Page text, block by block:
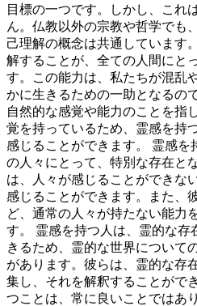
目標の一つです。しかし、これ
ん。仏教以外の宗教や哲学でも
己理解の概念は共通しています
解することが、全ての人間にと
す。この能力は、私たちが混乱
かに生きるための一助となるので
自然的な感覚や能力のことを指
覚を持っているため、霊感を持
感じることができます。 霊感を
の人々にとって、特別な存在と
は、人々が感じることができな
感じることができます。また、
ど、通常の人々が持たない能力
す。 霊感を持つ人は、霊的な存
きるため、霊的な世界について
があります。彼らは、霊的な存
集し、それを解釈することがで
つことは、常に良いことではあ